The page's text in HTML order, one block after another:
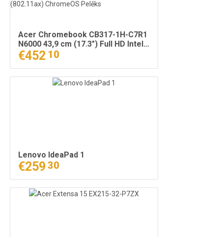
Acer Chromebook CB317-1H-C7R1
N6000 43,9 cm (17.3") Full HD Intel®
Pentium® Silver 8 GB LPDDR4x-
SDRAM 128 GB eMMC Wi-Fi 6
(802.11ax) ChromeOS Pelēks
€452 10
Lenovo IdeaPad 1
€259 30